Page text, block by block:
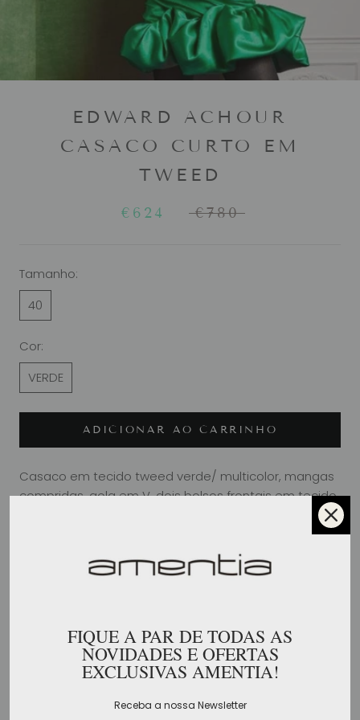
EDWARD ACHOUR
CASACO CURTO EM
TWEED
€624 €780
Tamanho:
40
Cor:
VERDE
ADICIONAR AO CARRINHO
Casaco em tecido tweed verde/ multicolor, mangas
compridas, gola em V, dois bolsos frontais em tecido
verde com fita de gorgorão preta, detalhe de botão
em cristal, fita a contornar o casaco, forrado a tecido
cor preto com pormenor de corrente dourada
Composição 85% poliester 15% lã 100% poliester 100%
FIQUE A PAR DE TODAS AS
NOVIDADES E OFERTAS
EXCLUSIVAS AMENTIA!
Receba a nossa Newsletter